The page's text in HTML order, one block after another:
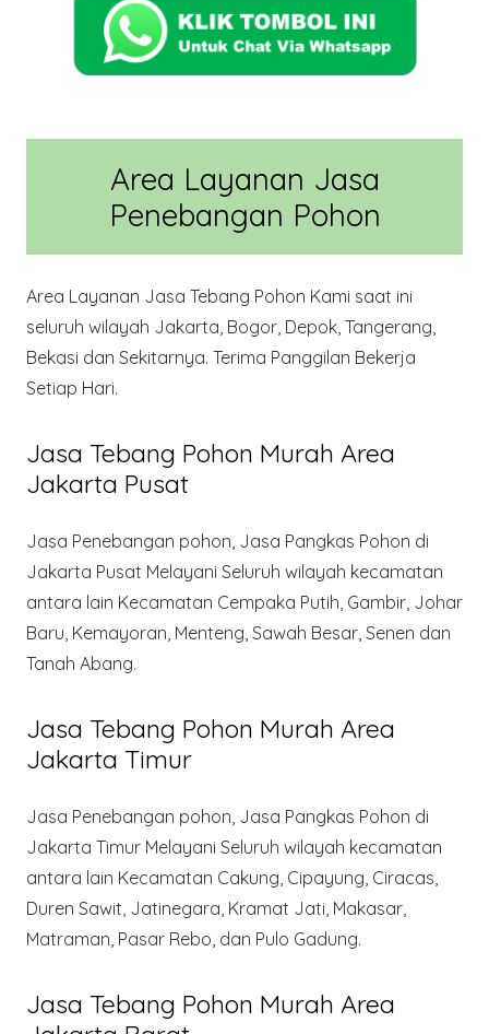
Area Layanan Jasa
Penebangan Pohon
Area Layanan Jasa Tebang Pohon Kami saat ini
seluruh wilayah Jakarta, Bogor, Depok, Tangerang,
Bekasi dan Sekitarnya. Terima Panggilan Bekerja
Setiap Hari.
Jasa Tebang Pohon Murah Area
Jakarta Pusat
Jasa Penebangan pohon, Jasa Pangkas Pohon di
Jakarta Pusat Melayani Seluruh wilayah kecamatan
antara lain Kecamatan Cempaka Putih, Gambir, Johar
Baru, Kemayoran, Menteng, Sawah Besar, Senen dan
Tanah Abang.
Jasa Tebang Pohon Murah Area
Jakarta Timur
Jasa Penebangan pohon, Jasa Pangkas Pohon di
Jakarta Timur Melayani Seluruh wilayah kecamatan
antara lain Kecamatan Cakung, Cipayung, Ciracas,
Duren Sawit, Jatinegara, Kramat Jati, Makasar,
Matraman, Pasar Rebo, dan Pulo Gadung.
Jasa Tebang Pohon Murah Area